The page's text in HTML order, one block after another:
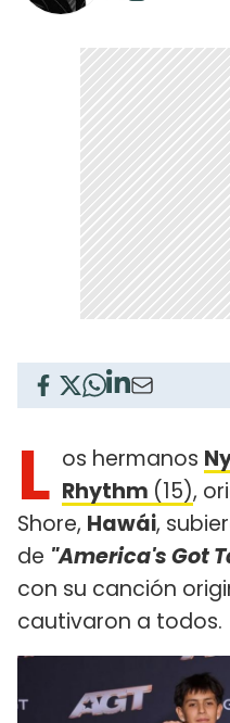
L os hermanos
Rhythm (15),
Shore, Hawái,
de "America's Got
con su canción
cautivaron a todos.